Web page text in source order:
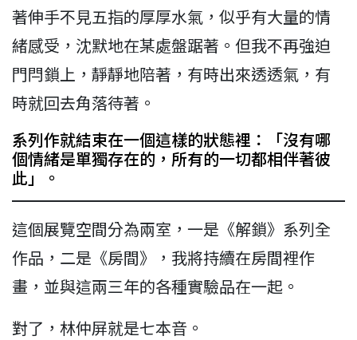
著伸手不見五指的厚厚水氣，似乎有大量的情
緒感受，沈默地在某處盤踞著。但我不再強迫
門閂鎖上，靜靜地陪著，有時出來透透氣，有
時就回去角落待著。
系列作就結束在一個這樣的狀態裡：「沒有哪
個情緒是單獨存在的，所有的一切都相伴著彼
此」。
這個展覽空間分為兩室，一是《解鎖》系列全
作品，二是《房間》，我將持續在房間裡作
畫，並與這兩三年的各種實驗品在一起。
對了，林仲屏就是七本音。